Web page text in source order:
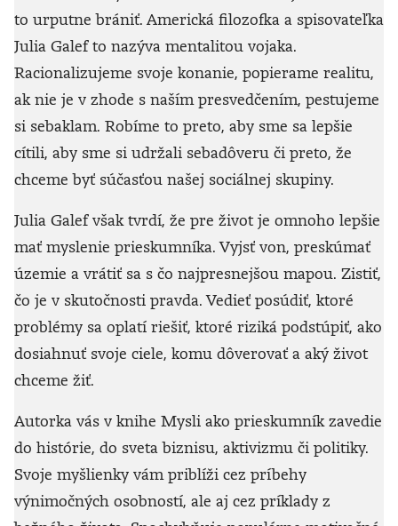
to urputne brániť. Americká filozofka a spisovateľka
Julia Galef to nazýva mentalitou vojaka.
Racionalizujeme svoje konanie, popierame realitu,
ak nie je v zhode s naším presvedčením, pestujeme
si sebaklam. Robíme to preto, aby sme sa lepšie
cítili, aby sme si udržali sebadôveru či preto, že
chceme byť súčasťou našej sociálnej skupiny.
Julia Galef však tvrdí, že pre život je omnoho lepšie
mať myslenie prieskumníka. Vyjsť von, preskúmať
územie a vrátiť sa s čo najpresnejšou mapou. Zistiť,
čo je v skutočnosti pravda. Vedieť posúdiť, ktoré
problémy sa oplatí riešiť, ktoré riziká podstúpiť, ako
dosiahnuť svoje ciele, komu dôverovať a aký život
chceme žiť.
Autorka vás v knihe Mysli ako prieskumník zavedie
do histórie, do sveta biznisu, aktivizmu či politiky.
Svoje myšlienky vám priblíži cez príbehy
výnimočných osobností, ale aj cez príklady z